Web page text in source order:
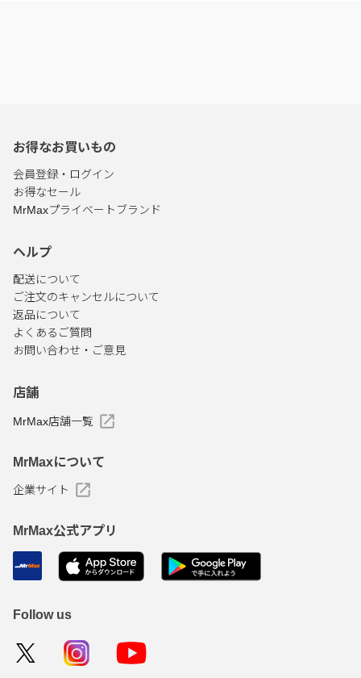
お得なお買いもの
会員登録・ログイン
お得なセール
MrMaxプライベートブランド
ヘルプ
配送について
ご注文のキャンセルについて
返品について
よくあるご質問
お問い合わせ・ご意見
店舗
MrMax店舗一覧
MrMaxについて
企業サイト
MrMax公式アプリ
Follow us